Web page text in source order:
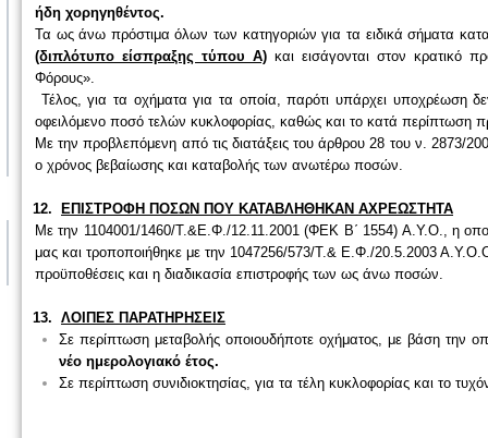
ήδη χορηγηθέντος.
Τα ως άνω πρόστιμα όλων των κατηγοριών για τα ειδικά σήματα
(διπλότυπο είσπραξης τύπου Α) και εισάγονται στον κρατικό
Φόρους».
Τέλος, για τα οχήματα για τα οποία, παρότι υπάρχει υποχρέωση
οφειλόμενο ποσό τελών κυκλοφορίας, καθώς και το κατά
Με την προβλεπόμενη από τις διατάξεις του άρθρου 28 του ν. 2873/
ο χρόνος βεβαίωσης και καταβολής των ανωτέρω ποσών.
12.
ΕΠΙΣΤΡΟΦΗ ΠΟΣΩΝ ΠΟΥ ΚΑΤΑΒΛΗΘΗΚΑΝ ΑΧΡΕΩΣΤΗΤΑ
Με την 1104001/1460/Τ.&Ε.Φ./12.11.2001 (ΦΕΚ Β΄ 1554) Α.Υ.Ο., η
μας και τροποποιήθηκε με την 1047256/573/Τ.& Ε.Φ./20.5.2003
προϋποθέσεις και η διαδικασία επιστροφής των ως άνω ποσών.
13. ΛΟΙΠΕΣ ΠΑΡΑΤΗΡΗΣΕΙΣ
Σε περίπτωση μεταβολής οποιουδήποτε οχήματος, με βάση την
νέο ημερολογιακό έτος.
Σε περίπτωση συνιδιοκτησίας, για τα τέλη κυκλοφορίας και το